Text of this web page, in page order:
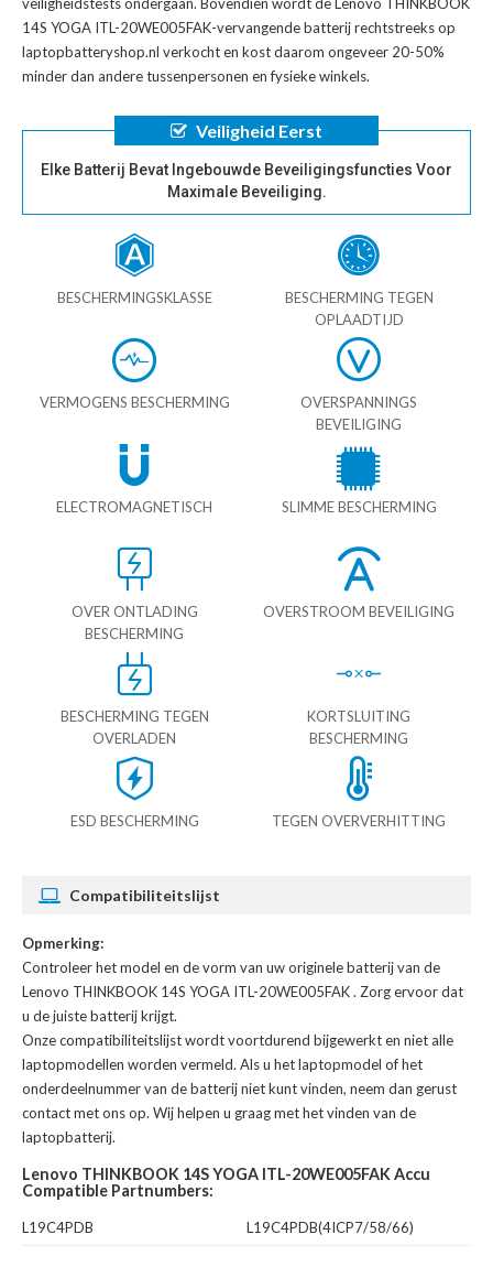
veiligheidstests ondergaan. Bovendien wordt de Lenovo THINKBOOK
14S YOGA ITL-20WE005FAK-vervangende batterijrechtstreeks op
laptopbatteryshop.nl verkocht en kost daarom ongeveer 20-50%
minder dan andere tussenpersonen en fysieke winkels.
Veiligheid Eerst
Elke Batterij Bevat Ingebouwde Beveiligingsfuncties Voor
Maximale Beveiliging.
BESCHERMINGSKLASSE
BESCHERMING TEGEN
OPLAADTIJD
VERMOGENS BESCHERMING
OVERSPANNINGS
BEVEILIGING
ELECTROMAGNETISCH SLIMME BESCHERMING
OVER ONTLADING
BESCHERMING
OVERSTROOM BEVEILIGING
BESCHERMING TEGEN
OVERLADEN
KORTSLUITING
BESCHERMING
ESD BESCHERMING TEGEN OVERVERHITTING
Compatibiliteitslijst
Opmerking:
Controleer het model en de vorm van uw originele batterij van de
Lenovo THINKBOOK 14S YOGA ITL-20WE005FAK. Zorg ervoor dat
u de juiste batterij krijgt.
Onze compatibiliteitslijst wordt voortdurend bijgewerkt en niet alle
laptopmodellen worden vermeld. Als u het laptopmodel of het
onderdeelnummer van de batterij niet kunt vinden, neem dan gerust
contact met ons op. Wij helpen u graag met het vinden van de
laptopbatterij.
Lenovo THINKBOOK 14S YOGA ITL-20WE005FAK Accu
Compatible Partnumbers:
L19C4PDB L19C4PDB(4ICP7/58/66)